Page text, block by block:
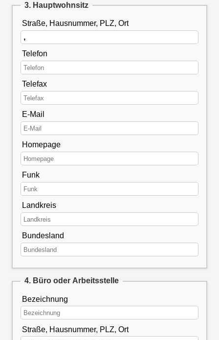
3. Hauptwohnsitz
Straße, Hausnummer, PLZ, Ort
Telefon
Telefax
E-Mail
Homepage
Funk
Landkreis
Bundesland
4. Büro oder Arbeitsstelle
Bezeichnung
Straße, Hausnummer, PLZ, Ort